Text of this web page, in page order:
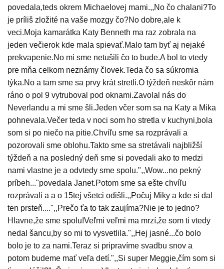
povedala,teds okrem Michaelovej mami.,,No čo chalani?To
je príliš zložité na vaše mozgy čo?No dobre,ale k
veci.Moja kamarátka Katy Benneth ma raz zobrala na
jeden večierok kde mala spievať.Malo tam byť aj nejaké
prekvapenie.No mi sme netušili čo to bude.A bol to vtedy
pre mňa celkom neznámy človek.Teda čo sa súkromia
týka.No a tam sme sa prvy krát stretli.O týždeň neskôr nám
ráno o pol 9 vytruboval pod oknami.Zavolal nás do
Neverlandu a mi sme šli.Jeden včer som sa na Katy a Mika
pohnevala.Večer teda v noci som ho stretla v kuchyni,bola
som si po niečo na pitie.Chvíľu sme sa rozprávali a
pozorovali sme oblohu.Takto sme sa stretávali najbližší
týždeň a na posledný deň sme si povedali ako to medzi
nami vlastne je a odvtedy sme spolu.",,Wow...no pekný
príbeh..."povedala Janet.Potom sme sa ešte chvíľu
rozprávali a a o 15tej všetci odišli.,,Počuj Miky a kde si dal
ten prsteň....",,Prečo ťa to tak zaujíma?Nie je to jedno?
Hlavne,že sme spolu!Veľmi veľmi ma mrzí,že som ti vtedy
nedal šancu,by so mi to vysvetlila.",,Hej jasné...čo bolo
bolo je to za nami.Teraz si pripravíme svadbu snov a
potom budeme mať veľa detí.",,Si super Meggie,čím som si